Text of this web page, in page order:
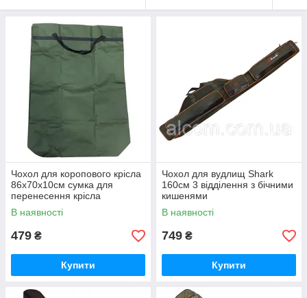
Чохол для коропового крісла
86х70х10см сумка для
перенесення крісла
В наявності
479 ₴
Купити
Чохол для вудлищ Shark
160см 3 відділення з бічними
кишенями
В наявності
749 ₴
Купити